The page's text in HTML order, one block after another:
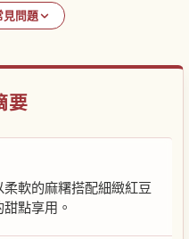
見問題
要
軟的麻糬搭配細緻紅豆
點享用。